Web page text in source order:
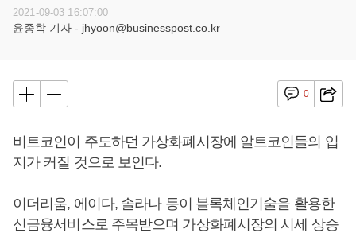
2021-09-03 16:07:00
윤종학 기자 - jhyoon@businesspost.co.kr
0
비트코인이 주도하던 가상화폐시장에 알트코인들의 입
지가 커질 것으로 보인다.
이더리움, 에이다, 솔라나 등이 블록체인기술을 활용한
신금융서비스로 주목받으며 가상화폐시장의 시세 상승